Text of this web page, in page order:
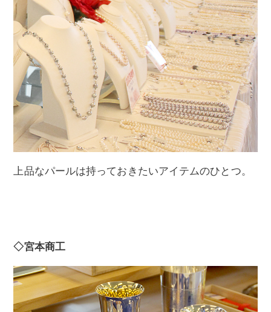
上品なパールは持っておきたいアイテムのひとつ。
◇宮本商工